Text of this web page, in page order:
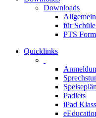
Downloads
für
PTS
Quicklinks
Padlets
iPad